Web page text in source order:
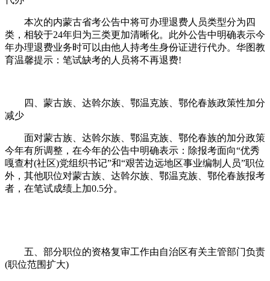
本次的内蒙古省考公告中将可办理退费人员类型分为四
类，相较于24年归为三类更加清晰化。此外公告中明确表示今
年办理退费业务时可以由他人持考生身份证进行代办。华图教
育温馨提示：笔试缺考的人员将不再退费!
四、蒙古族、达斡尔族、鄂温克族、鄂伦春族政策性加分
减少
面对蒙古族、达斡尔族、鄂温克族、鄂伦春族的加分政策
今年有所调整，在今年的公告中明确表示：除报考面向“优秀
嘎查村(社区)党组织书记”和“艰苦边远地区事业编制人员”职位
外，其他职位对蒙古族、达斡尔族、鄂温克族、鄂伦春族报考
者，在笔试成绩上加0.5分。
五、部分职位的资格复审工作由自治区有关主管部门负责
(职位范围扩大)